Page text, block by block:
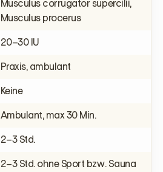
Musculus corrugator supercilii,
Musculus procerus
20–30 IU
Praxis, ambulant
Keine
Ambulant, max 30 Min.
2–3 Std.
2–3 Std. ohne Sport bzw. Sauna